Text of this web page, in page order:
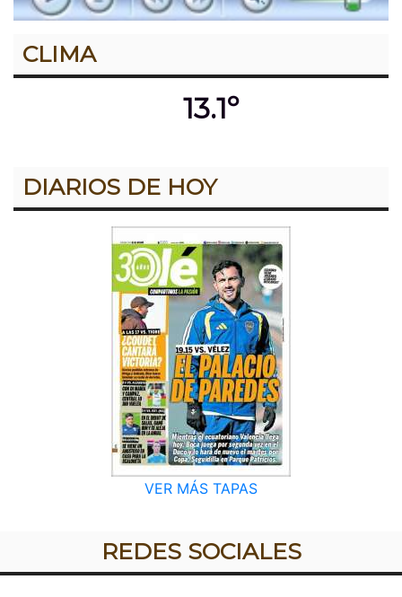
CLIMA
13.1º
DIARIOS DE HOY
VER MÁS TAPAS
REDES SOCIALES